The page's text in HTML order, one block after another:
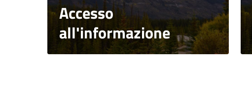
Accesso
all'informazione